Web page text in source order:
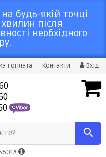
будь-якій точці
після
необхідного
і оплата Контакти Вхід